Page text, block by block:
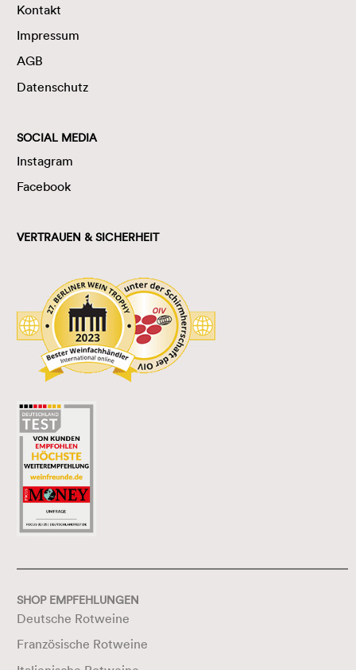
Kontakt
Impressum
AGB
Datenschutz
SOCIAL MEDIA
Instagram
Facebook
VERTRAUEN & SICHERHEIT
SHOP EMPFEHLUNGEN
Deutsche Rotweine
Französische Rotweine